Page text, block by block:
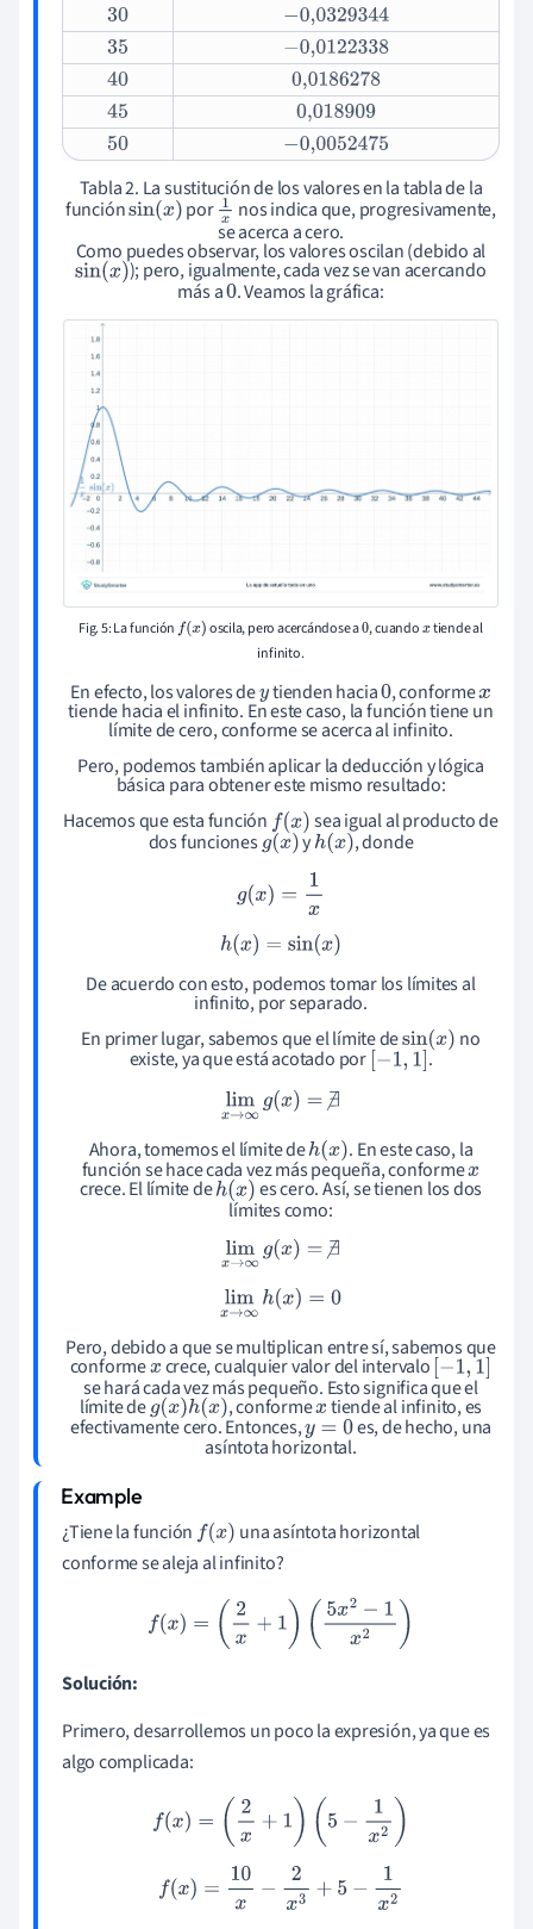
30 −0,0329344
35
−0,0122338
40
0,0186278
45
0,018909
50
−0,0052475
Tabla 2. La sustitución de los valores en la tabla de la
funciónsin(x) por1x nos indica que, progresivamente,
se acerca a cero.
Como puedes observar, los valores oscilan (debido al
sin(x) ); pero, igualmente, cada vez se van acercando
más a0. Veamos la gráfica:
Fig. 5: La funciónf(x) oscila, pero acercándose a0, cuandox tiende al
infinito.
En efecto, los valores dey tienden hacia0, conformex
tiende hacia el infinito. En este caso, la función tiene un
límite de cero, conforme se acerca al infinito.
Pero, podemos también aplicar la deducción y lógica
básica para obtener este mismo resultado:
Hacemos que esta función f(x) sea igual al producto de
dos funcionesg(x) yh(x) , donde
g (x
h(x )=sin(x)
De acuerdo con esto, podemos tomar los límites al
infinito, por separado.
En primer lugar, sabemos que el límite desin(x) no
existe, ya que está acotado por [−1,1 ]
.
limx →∞g( x)= ∄
Ahora, tomemos el límite deh(x) . En este caso, la
función se hace cada vez más pequeña, conformex
crece. El límite deh(x) es cero. Así, se tienen los dos
límites como:
limx →∞g( x)=∄
limx →∞h( x)= 0
Pero, debido a que se multiplican entre sí, sabemos que
conformex crece, cualquier valor del intervalo [−1, 1]
se hará cada vez más pequeño. Esto significa que el
límite deg(x)h(x) , conformex tiende al infinito, es
efectivamente cero. Entonces,y=0 es, de hecho, una
asíntota horizontal.
¿Tiene la función f(x)
una asíntota horizontal
conforme se aleja al infinito?
x) =(2 + 1) 5 2− 1x2)
Solución:
Primero, desarrollemos un poco la expresión, ya que es
algo complicada:
f x =( x+ 1) (5 −1 x2
f(x )=10 x− 2x3+ 5−1 x 2